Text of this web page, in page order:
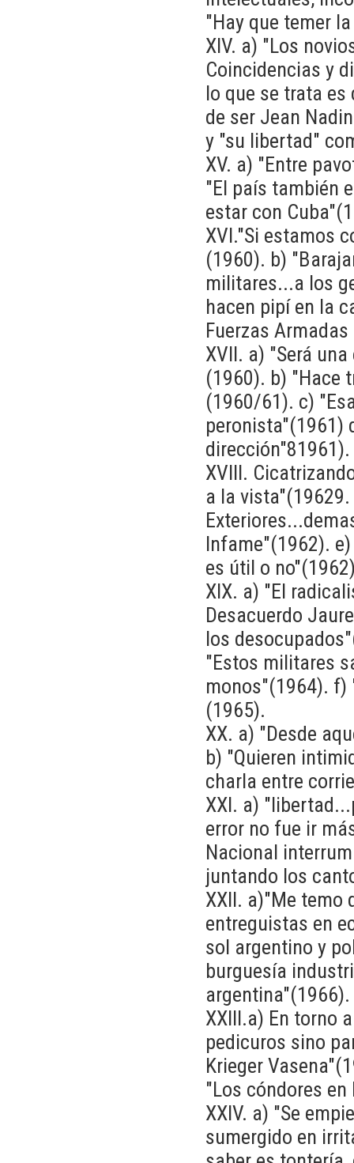
"Hay que temer
XIV. a) "Los
Coincidencias y
lo que se trata
de ser Jean
y "su libertad"
XV. a) "Entre
"El país también
estar con
XVI."Si estamos
(1960). b)
militares...a los
hacen pipí en la
Fuerzas
XVII. a) "Será
(1960). b) "Hace
(1960/61). c)
peronista"(1961)
XVIII.
a la
Infame"(1962).
es útil o
XIX. a) "El
Desacuerdo
los
"Estos militares
monos"(1964). f)
(1965).
XX. a) "Desde
b) "Quieren
charla entre
XXI. a)
error no fue ir
Nacional
juntando los
XXII. a)"Me temo
entreguistas en
sol argentino y
burguesía
XXIII.a) En torno
pedicuros sino
Krieger
"Los cóndores
XXIV. a) "Se
sumergido en